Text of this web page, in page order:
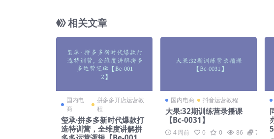
相关文章
国内电
商
拼多多开店运营教
程
玺承·拼多多新时代爆款打
造特训营，全维度讲解拼
国内电商 抖音运营教程
大果:32期训练营录播课
【Bc-0031】
4 周前 0 0 86 79
5